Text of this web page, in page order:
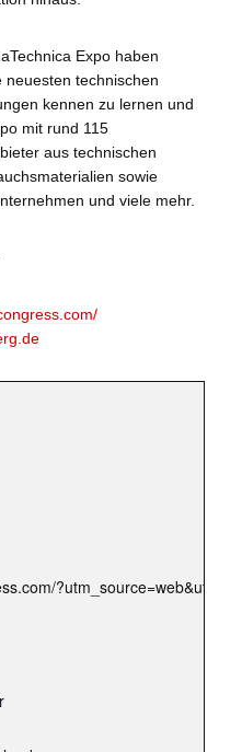
Expo haben
neuesten technischen
kennen zu lernen und
mit rund 115
aus technischen
sowie
und viele mehr.